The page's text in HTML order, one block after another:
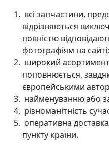
всі запчастини,
відрізняються
повністю
фотографіям на сайті;
широкий
поповнюється,
європейськими
найменуванню або
різноманітність
оперативна
пункту країни.